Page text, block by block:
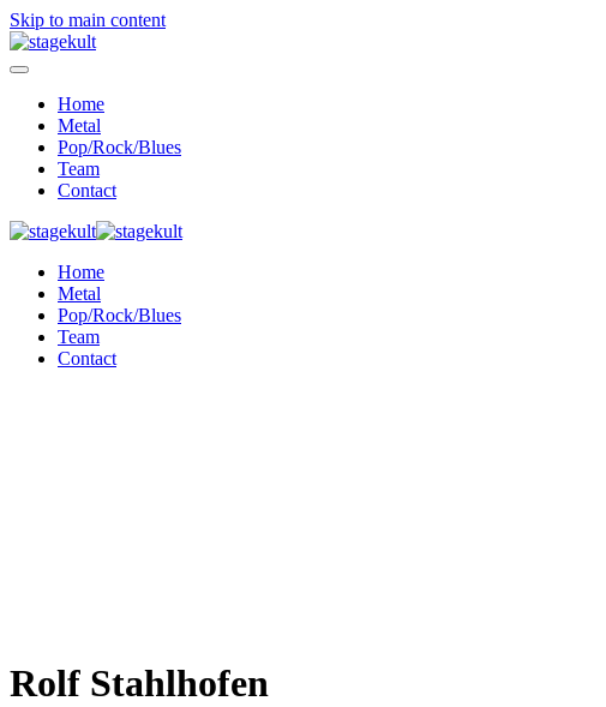
Skip to main content
Home
Metal
Pop/Rock/Blues
Team
Contact
Home
Metal
Pop/Rock/Blues
Team
Contact
Rolf Stahlhofen